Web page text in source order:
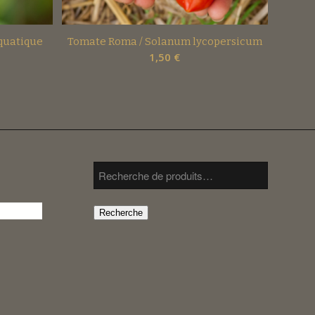
Tomate Roma / Solanum lycopersicum
1,50 €
Recherche